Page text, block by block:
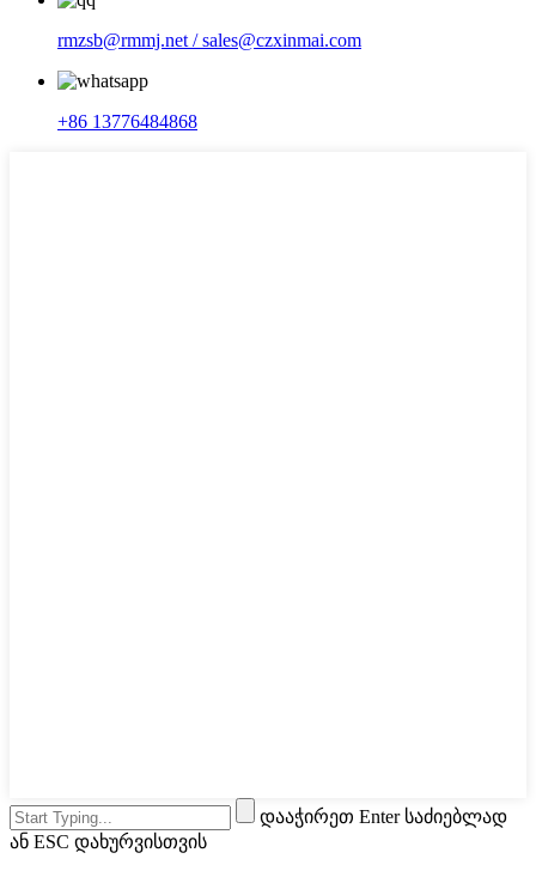
rmzsb@rmmj.net / sales@czxinmai.com
+86 13776484868
დააჭირეთ Enter საძიებლად
ან ESC დახურვისთვის